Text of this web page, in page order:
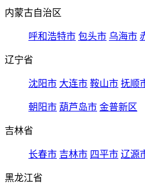
内蒙古自治区
呼和浩特市 包头市 乌海市
辽宁省
沈阳市 大连市 鞍山市 抚顺
朝阳市 葫芦岛市 金普新区
吉林省
长春市 吉林市 四平市 辽源
黑龙江省